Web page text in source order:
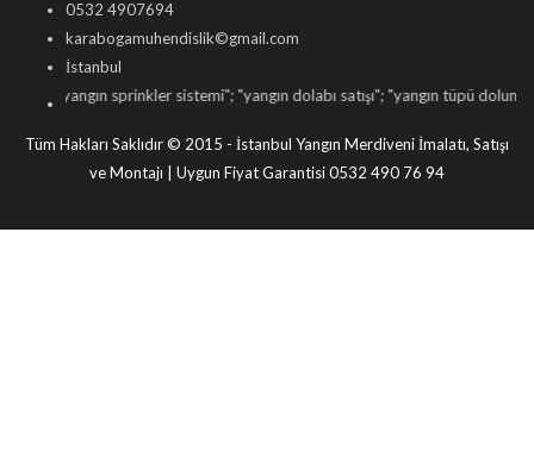
0532 4907694
karabogamuhendislik©gmail.com
İstanbul
sprinkler sistemi"; "yangın dolabı satışı"; "yangın tüpü dolumu"; "yangın
Tüm Hakları Saklıdır © 2015 - İstanbul Yangın Merdiveni İmalatı, Satışı
ve Montajı | Uygun Fiyat Garantisi 0532 490 76 94